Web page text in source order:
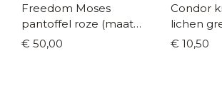
Freedom Moses
pantoffel roze (maat
30-42)
€ 50,00
Condor
lichen
23/26 -
€ 10,50